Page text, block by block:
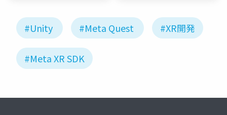
#Unity #Meta Quest #XR開発
#Meta XR SDK